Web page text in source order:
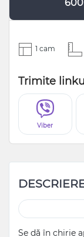
1 cam
Trimite
Viber
Se dă în chirie